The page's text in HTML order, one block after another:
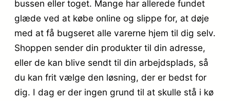
bussen eller toget. Mange har allerede fundet
glæde ved at købe online og slippe for, at døje
med at få bugseret alle varerne hjem til dig selv.
Shoppen sender din produkter til din adresse,
eller de kan blive sendt til din arbejdsplads, så
du kan frit vælge den løsning, der er bedst for
dig. I dag er der ingen grund til at skulle stå i kø